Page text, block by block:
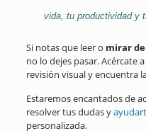
vida, tu productividad y
Si notas que leer o mirar
no lo dejes pasar. Acércate
revisión visual y encuentra
Estaremos encantados de
resolver tus dudas y
personalizada.